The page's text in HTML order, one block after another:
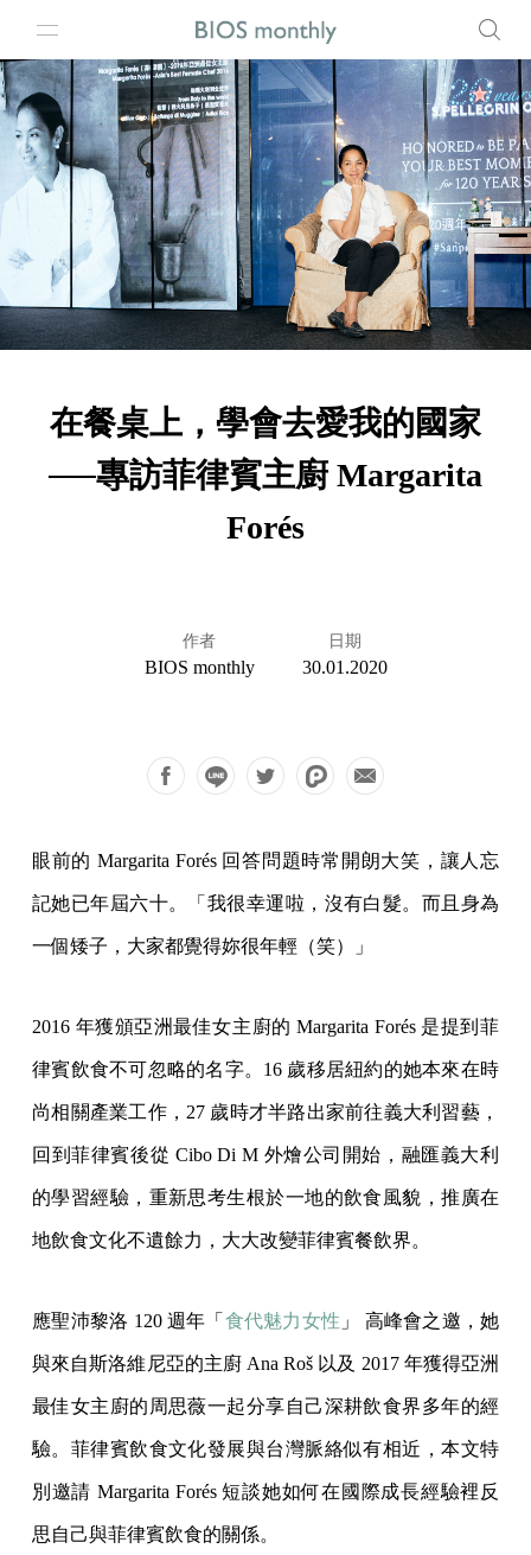
在餐桌上，學會去愛我的國家
──專訪菲律賓主廚 Margarita
Forés
作者
BIOS monthly
日期
30.01.2020
眼前的 Margarita Forés 回答問題時常開朗大笑，讓人忘
記她已年屆六十。「我很幸運啦，沒有白髮。而且身為
一個矮子，大家都覺得妳很年輕（笑）」
2016 年獲頒亞洲最佳女主廚的 Margarita Forés 是提到菲
律賓飲食不可忽略的名字。16 歲移居紐約的她本來在時
尚相關產業工作，27 歲時才半路出家前往義大利習藝，
回到菲律賓後從 Cibo Di M 外燴公司開始，融匯義大利
的學習經驗，重新思考生根於一地的飲食風貌，推廣在
地飲食文化不遺餘力，大大改變菲律賓餐飲界。
應聖沛黎洛 120 週年「 食代魅力女性 」 高峰會之邀，她
與來自斯洛維尼亞的主廚 Ana Roš 以及 2017 年獲得亞洲
最佳女主廚的周思薇一起分享自己深耕飲食界多年的經
驗。菲律賓飲食文化發展與台灣脈絡似有相近，本文特
別邀請 Margarita Forés 短談她如何在國際成長經驗裡反
思自己與菲律賓飲食的關係。